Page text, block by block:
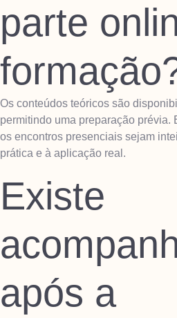
parte
Os conteúdos teóricos são
permitindo uma preparação prévia.
os encontros presenciais sejam
prática e à aplicação real.
Existe
após a